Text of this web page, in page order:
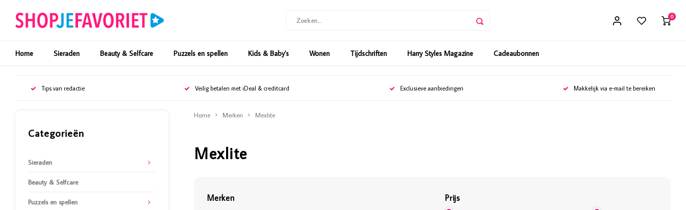
0
Home Sieraden Beauty & Selfcare Puzzels en spellen Kids & Baby's Wonen Tijdschriften Harry Styles Magazine Cadeaubonnen
Tips van redactie Veilig betalen met iDeal & creditcard Exclusieve aanbiedingen Makkelijk via e-mail te bereiken
Categorieën
Sieraden
Beauty & Selfcare
Puzzels en spellen
Home Merken Mexlite
Mexlite
Merken Prijs